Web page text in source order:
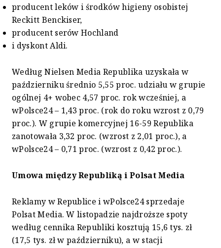
producent leków i środków higieny osobistej
Reckitt Benckiser,
producent serów Hochland
i dyskont Aldi.
Według Nielsen Media Republika uzyskała w
październiku średnio 5,55 proc. udziału w grupie
ogólnej 4+ wobec 4,57 proc. rok wcześniej, a
wPolsce24 – 1,43 proc. (rok do roku wzrost z 0,79
proc.). W grupie komercyjnej 16-59 Republika
zanotowała 3,32 proc. (wzrost z 2,01 proc.), a
wPolsce24 – 0,71 proc. (wzrost z 0,42 proc.).
Umowa między Republiką i Polsat Media
Reklamy w Republice i wPolsce24 sprzedaje
Polsat Media. W listopadzie najdroższe spoty
według cennika Republiki kosztują 15,6 tys. zł
(17,5 tys. zł w październiku), a w stacji